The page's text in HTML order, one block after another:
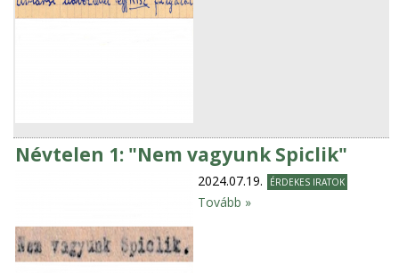
Névtelen 1: "Nem vagyunk Spiclik"
2024.07.19. ÉRDEKES IRATOK
Tovább »